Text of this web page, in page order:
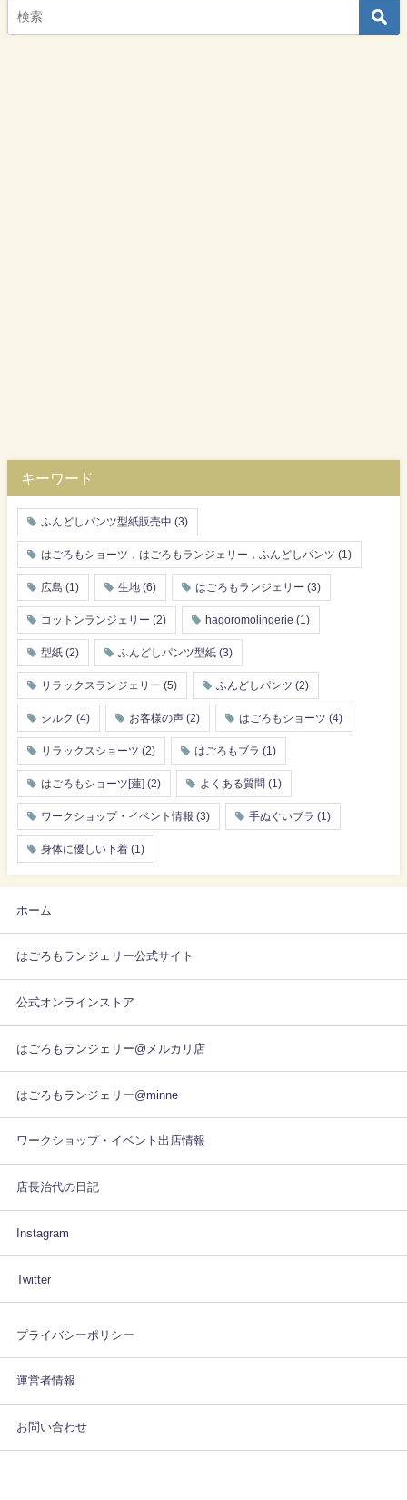
キーワード
ふんどしパンツ型紙販売中 (3)
はごろもショーツ，はごろもランジェリー，ふんどしパンツ (1)
広島 (1) 生地 (6) はごろもランジェリー (3)
コットンランジェリー (2) hagoromolingerie (1)
型紙 (2) ふんどしパンツ型紙 (3)
リラックスランジェリー (5) ふんどしパンツ (2)
シルク (4) お客様の声 (2) はごろもショーツ (4)
リラックスショーツ (2) はごろもブラ (1)
はごろもショーツ[蓮] (2) よくある質問 (1)
ワークショップ・イベント情報 (3) 手ぬぐいブラ (1)
身体に優しい下着 (1)
ホーム
はごろもランジェリー公式サイト
公式オンラインストア
はごろもランジェリー@メルカリ店
はごろもランジェリー@minne
ワークショップ・イベント出店情報
店長治代の日記
Instagram
Twitter
プライバシーポリシー
運営者情報
お問い合わせ